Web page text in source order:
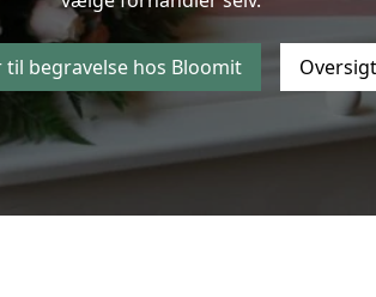
til begravelse hos Bloomit